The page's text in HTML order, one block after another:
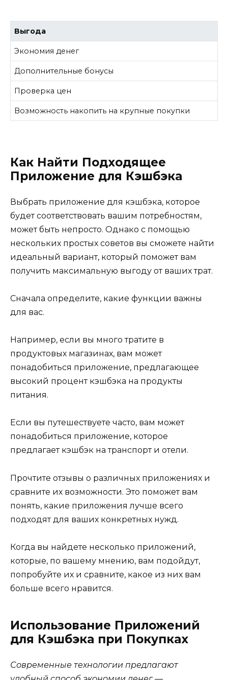
Выгода
Экономия денег
Дополнительные бонусы
Проверка цен
Возможность накопить на крупные покупки
Как Найти Подходящее
Приложение для Кэшбэка
Выбрать приложение для кэшбэка, которое
будет соответствовать вашим потребностям,
может быть непросто. Однако с помощью
нескольких простых советов вы сможете найти
идеальный вариант, который поможет вам
получить максимальную выгоду от ваших трат.
Сначала определите, какие функции важны
для вас.
Например, если вы много тратите в
продуктовых магазинах, вам может
понадобиться приложение, предлагающее
высокий процент кэшбэка на продукты
питания.
Если вы путешествуете часто, вам может
понадобиться приложение, которое
предлагает кэшбэк на транспорт и отели.
Прочтите отзывы о различных приложениях и
сравните их возможности. Это поможет вам
понять, какие приложения лучше всего
подходят для ваших конкретных нужд.
Когда вы найдете несколько приложений,
которые, по вашему мнению, вам подойдут,
попробуйте их и сравните, какое из них вам
больше всего нравится.
Использование Приложений
для Кэшбэка при Покупках
Современные технологии предлагают